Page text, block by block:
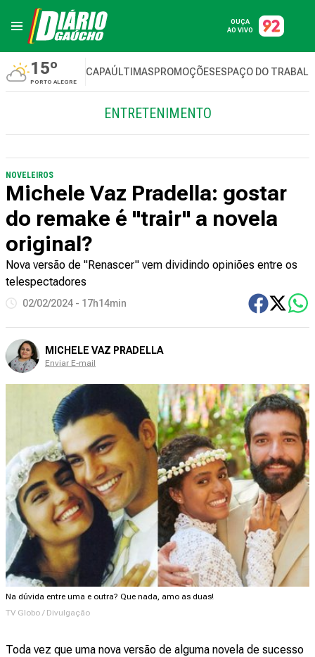
OUÇA
AO VIVO
15º
PORTO ALEGRE
CAPAÚLTIMASPROMOÇÕESESPAÇO DO
ENTRETENIMENTO
NOVELEIROS
Michele Vaz Pradella: gostar
do remake é "trair" a novela
original?
Nova versão de "Renascer" vem dividindo opiniões entre os
telespectadores
02/02/2024 - 17h14min
MICHELE VAZ PRADELLA
Enviar E-mail
Na dúvida entre uma e outra? Que nada, amo as duas!
TV Globo / Divulgação
Toda vez que uma nova versão de alguma novela de sucesso